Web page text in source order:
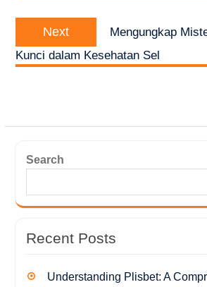
Next
post:
Mengungkap
Kunci dalam Kesehatan Sel
Search
Recent Posts
Understanding Plisbet: A